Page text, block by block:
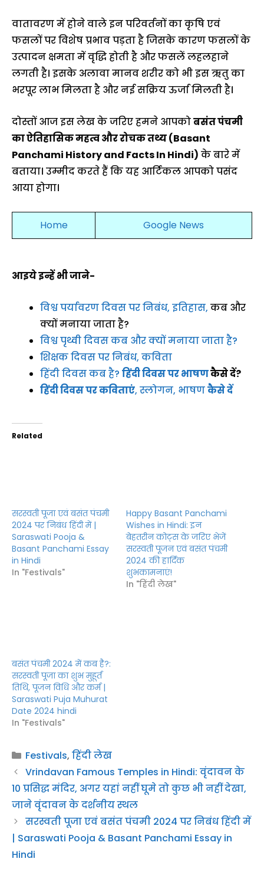
वातावरण में होने वाले इन परिवर्तनों का कृषि एवं
फसलों पर विशेष प्रभाव पड़ता है जिसके कारण फसलों के
उत्पादन क्षमता में वृद्धि होती है और फसलें लहलहाने
लगती है। इसके अलावा मानव शरीर को भी इस ऋतु का
भरपूर लाभ मिलता है और नई सक्रिय ऊर्जा मिलती है।
दोस्तों आज इस लेख के जरिए हमने आपकोबसंत पंचमी
का ऐतिहासिक महत्व और रोचक तथ्य (Basant
Panchami History and Facts In Hindi) के बारे में
बताया। उम्मीद करते हैं कि यह आर्टिकल आपको पसंद
आया होगा।
Home Google News
आइये इन्हें भी जाने-
विश्व पर्यावरण दिवस पर निबंध, इतिहास, कब और
क्यों मनाया जाता है?
विश्व पृथ्वी दिवस कब और क्यों मनाया जाता है?
शिक्षक दिवस पर निबंध, कविता
हिंदी दिवस कब है? हिंदी दिवस पर भाषणकैसे दें?
हिंदी दिवस पर कविताएं, स्लोगन, भाषणकैसे दें
Related
2024 पर निबंध हिंदी में |
Saraswati Pooja &
Basant Panchami Essay
in Hindi
In "Festivals"
बेहतरीन कोट्स के जरिए भेजें
सरस्वती पूजन एवं बसंत पंचमी
2024 की हार्दिक
शुभकामनाएं!
In "हिंदी लेख"
बसंत पंचमी 2024 में कब है?:
सरस्वती पूजा का शुभ मुहूर्त
तिथि, पूजन विधि और कर्म |
Saraswati Puja Muhurat
Categories
Festivals,हिंदी लेख
Vrindavan Famous Temples in Hindi: वृंदावन के
10 प्रसिद्ध मंदिर, अगर यहां नहीं घूमे तो कुछ भी नहीं देखा,
जाने वृंदावन के दर्शनीय स्थल
सरस्वती पूजा एवं बसंत पंचमी 2024 पर निबंध हिंदी में
| Saraswati Pooja & Basant Panchami Essay in